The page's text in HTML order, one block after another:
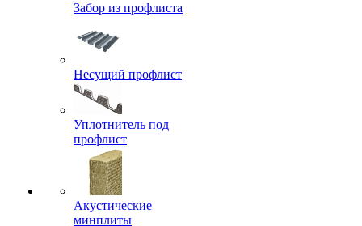
Забор из профлиста
Несущий профлист
Уплотнитель под
профлист
Акустические
минплиты